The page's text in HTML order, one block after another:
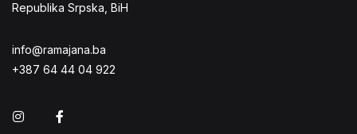
Republika Srpska, BiH
info@ramajana.ba
+387 64 44 04 922
Instagram